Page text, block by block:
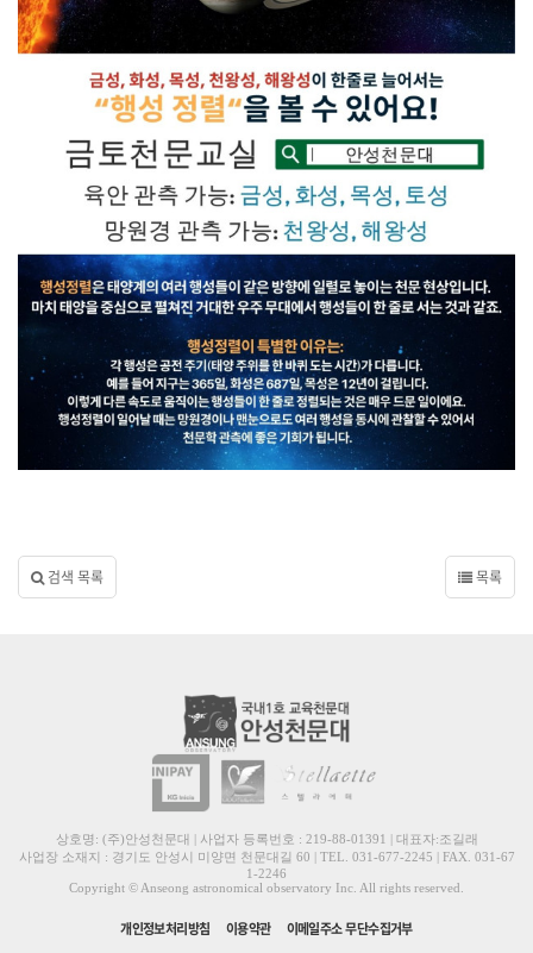
검색 목록 목록
상호명: (주)안성천문대 | 사업자 등록번호 : 219-88-01391 | 대표자:조길래
사업장 소재지 : 경기도 안성시 미양면 천문대길 60 | TEL. 031-677-2245 | FAX. 031-67
1-2246
Copyright © Anseong astronomical observatory Inc. All rights reserved.
개인정보처리방침 이용약관 이메일주소 무단수집거부